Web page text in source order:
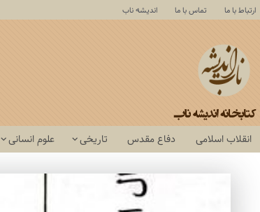
ارتباط با ما تماس با ما اندیشه ناب
انقلاب اسلامی دفاع مقدس تاریخی علوم انسانی